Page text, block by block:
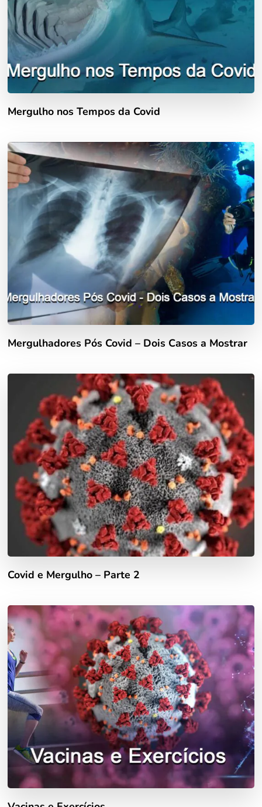
Mergulho nos Tempos da Covid
Mergulhadores Pós Covid – Dois Casos a Mostrar
Covid e Mergulho – Parte 2